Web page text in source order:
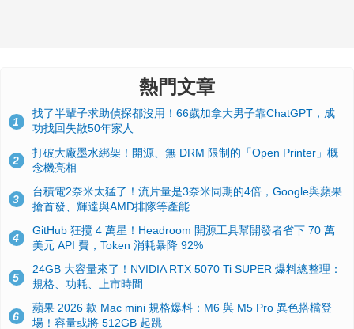
熱門文章
1
找了半輩子求助偵探都沒用！66歲加拿大男子靠ChatGPT，成
功找回失散50年家人
2
打破大廠墨水綁架！開源、無 DRM 限制的「Open Printer」概
念機亮相
3
台積電2奈米太猛了！流片量是3奈米同期的4倍，Google與蘋果
搶首發、輝達與AMD排隊等產能
4
GitHub 狂攬 4 萬星！Headroom 開源工具幫開發者省下 70 萬
美元 API 費，Token 消耗暴降 92%
5
24GB 大容量來了！NVIDIA RTX 5070 Ti SUPER 爆料總整理：
規格、功耗、上市時間
6
蘋果 2026 款 Mac mini 規格爆料：M6 與 M5 Pro 異色搭檔登
場！容量或將 512GB 起跳